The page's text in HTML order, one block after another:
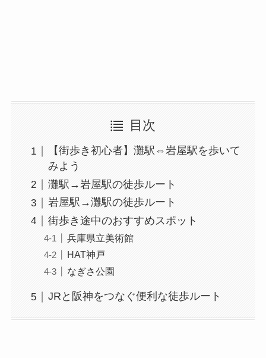
目次
【街歩き初心者】灘駅⇔岩屋駅を歩いて
みよう
灘駅→岩屋駅の徒歩ルート
岩屋駅→灘駅の徒歩ルート
街歩き途中のおすすめスポット
兵庫県立美術館
HAT神戸
なぎさ公園
JRと阪神をつなぐ便利な徒歩ルート